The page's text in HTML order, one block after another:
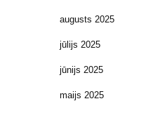
augusts 2025
jūlijs 2025
jūnijs 2025
maijs 2025